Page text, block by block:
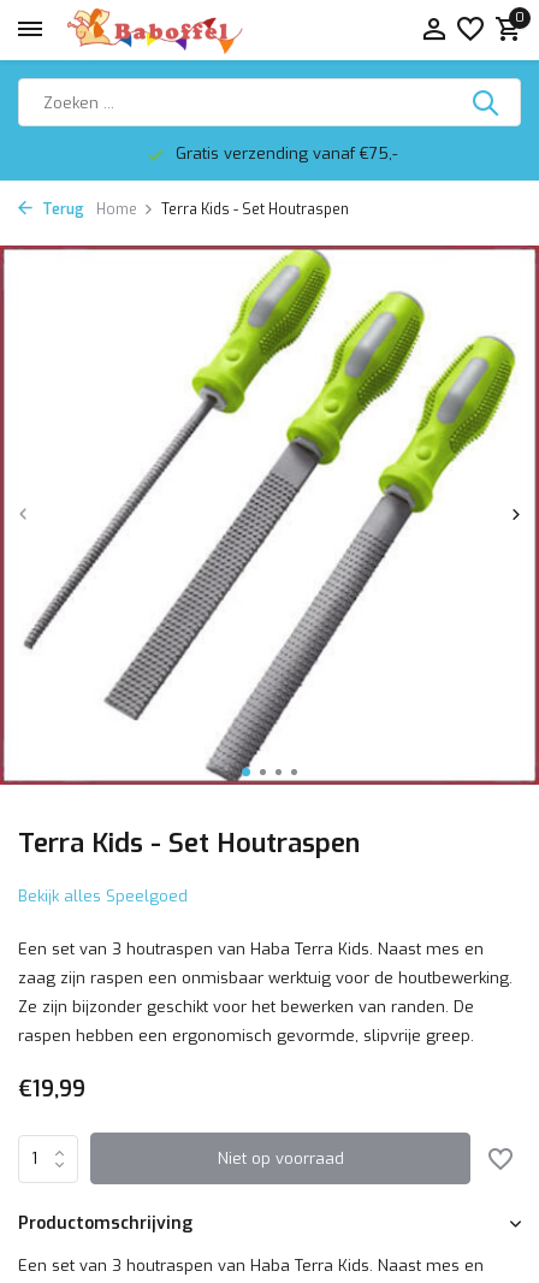
0
Gratis verzending vanaf €75,-
Terug Home Terra Kids - Set Houtraspen
Terra Kids - Set Houtraspen
Bekijk alles Speelgoed
Een set van 3 houtraspen van Haba Terra Kids. Naast mes en
zaag zijn raspen een onmisbaar werktuig voor de houtbewerking.
Ze zijn bijzonder geschikt voor het bewerken van randen. De
raspen hebben een ergonomisch gevormde, slipvrije greep.
€19,99
Niet op voorraad
Productomschrijving
Een set van 3 houtraspen van Haba Terra Kids. Naast mes en